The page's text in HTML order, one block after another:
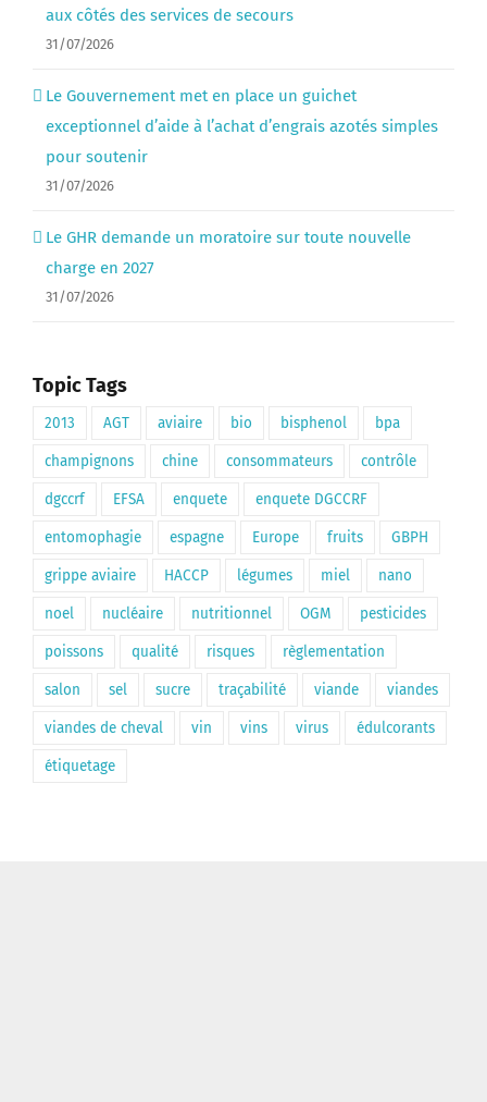
aux côtés des services de secours
31/07/2026
Le Gouvernement met en place un guichet
exceptionnel d’aide à l’achat d’engrais azotés simples
pour soutenir
31/07/2026
Le GHR demande un moratoire sur toute nouvelle
charge en 2027
31/07/2026
Topic Tags
2013 AGT aviaire bio bisphenol bpa
champignons chine consommateurs contrôle
dgccrf EFSA enquete enquete DGCCRF
entomophagie espagne Europe fruits GBPH
grippe aviaire HACCP légumes miel nano
noel nucléaire nutritionnel OGM pesticides
poissons qualité risques règlementation
salon sel sucre traçabilité viande viandes
viandes de cheval vin vins virus édulcorants
étiquetage